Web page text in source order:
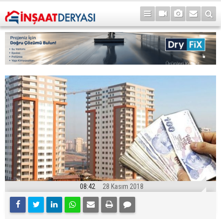
08:42 28 Kasım 2018